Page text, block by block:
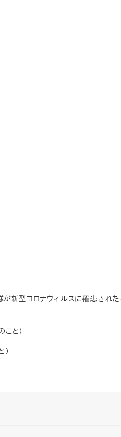
新型コロナウィルスに罹患され
と）